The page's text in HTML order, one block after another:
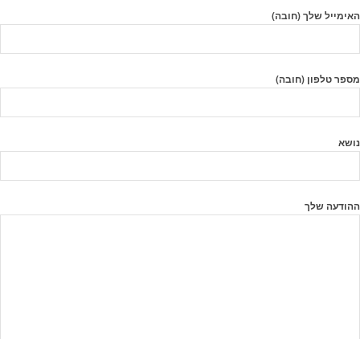
האימייל שלך (חובה)
מספר טלפון (חובה)
נושא
ההודעה שלך